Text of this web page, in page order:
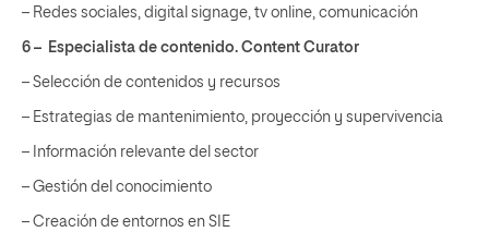
– Redes sociales, digital signage, tv online, comunicación
6 – Especialista de contenido. Content Curator
– Selección de contenidos y recursos
– Estrategias de mantenimiento, proyección y supervivencia
– Información relevante del sector
– Gestión del conocimiento
– Creación de entornos en SIE